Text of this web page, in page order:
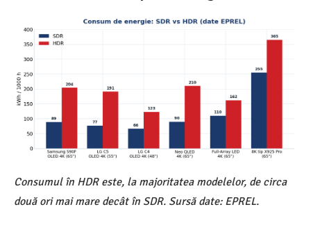
Consumul în HDR este, la majoritatea modelelor, de circa
două ori mai mare decât în SDR. Sursă date: EPREL.